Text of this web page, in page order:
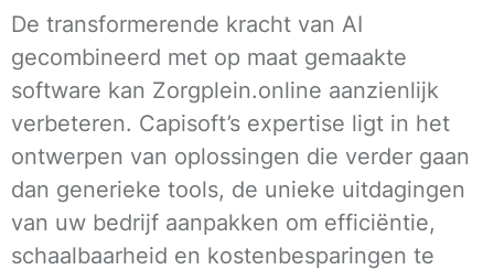
De transformerende kracht van AI
gecombineerd met op maat gemaakte
software kan Zorgplein.online aanzienlijk
verbeteren. Capisoft’s expertise ligt in het
ontwerpen van oplossingen die verder gaan
dan generieke tools, de unieke uitdagingen
van uw bedrijf aanpakken om efficiëntie,
schaalbaarheid en kostenbesparingen te